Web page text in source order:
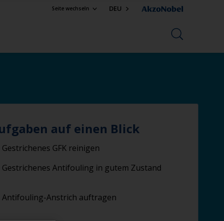
Seite wechseln DEU
auf einen Blick
Gestrichenes GFK reinigen
Gestrichenes Antifouling in gutem Zustand
Antifouling-Anstrich auftragen